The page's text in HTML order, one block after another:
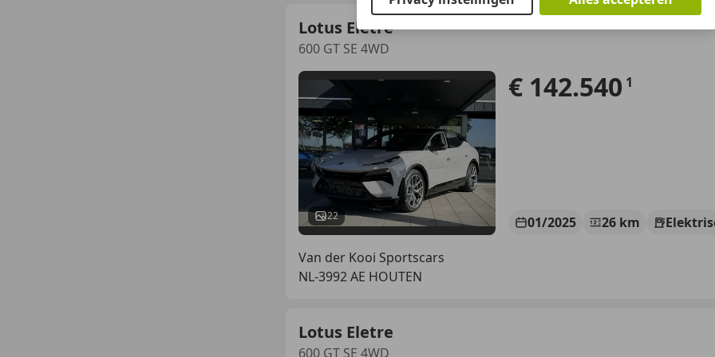
Lotus Eletre
600 GT SE 4WD
22
€ 142.540 1
01/2025 26 km
Van der Kooi Sportscars
NL-3992 AE HOUTEN
Lotus Eletre
600 GT SE 4WD